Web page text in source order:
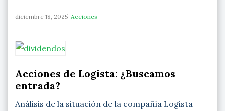
diciembre 18, 2025 Acciones
Acciones de Logista: ¿Buscamos
entrada?
Análisis de la situación de la compañía Logista